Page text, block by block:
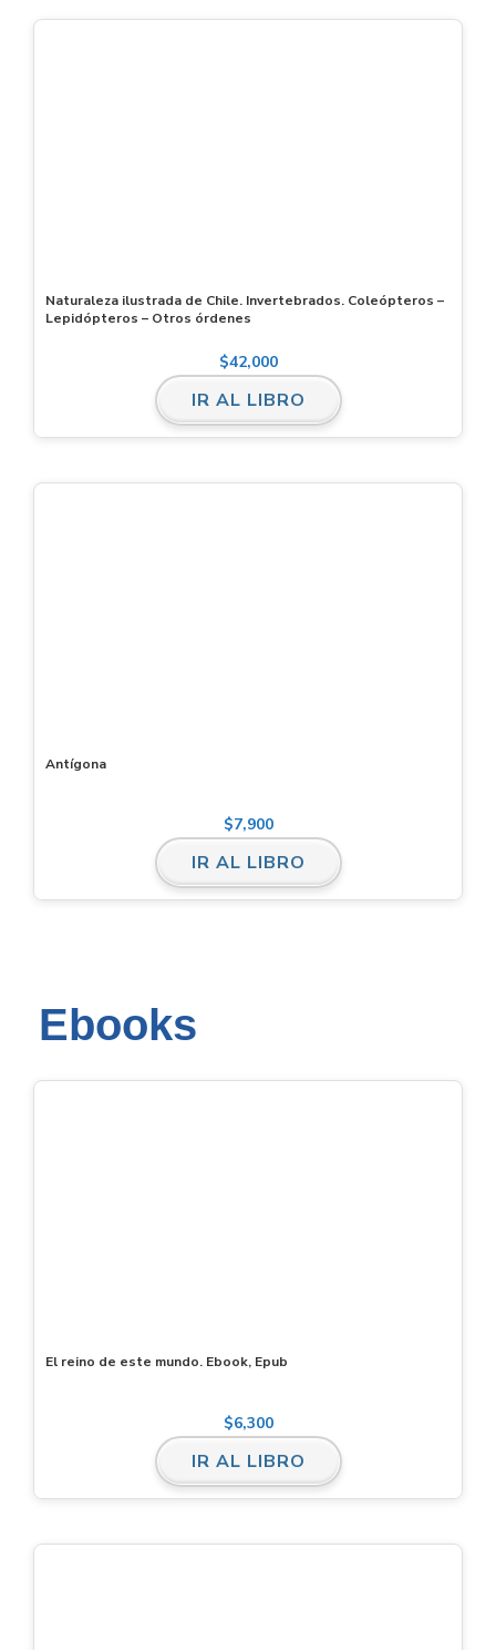
Naturaleza ilustrada de Chile. Invertebrados. Coleópteros –
Lepidópteros – Otros órdenes
$42,000
IR AL LIBRO
Antígona
$7,900
IR AL LIBRO
Ebooks
El reino de este mundo. Ebook, Epub
$6,300
IR AL LIBRO